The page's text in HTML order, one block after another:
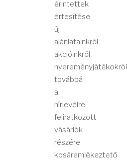
érintettek
értesítése
új
ajánlatainkról,
akcióinkról,
nyereményjátékokról,
továbbá
a
hírlevélre
feliratkozott
vásárlók
részére
kosáremlékeztető